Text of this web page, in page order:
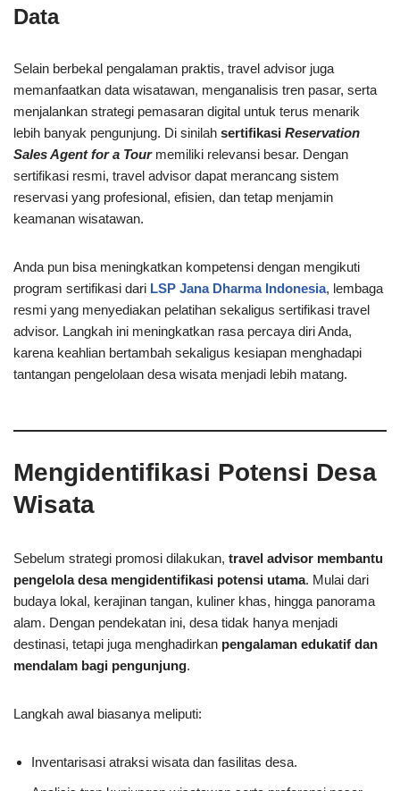
Data
Selain berbekal pengalaman praktis, travel advisor juga
memanfaatkan data wisatawan, menganalisis tren pasar, serta
menjalankan strategi pemasaran digital untuk terus menarik
lebih banyak pengunjung. Di sinilah sertifikasi Reservation
Sales Agent for a Tourmemiliki relevansi besar. Dengan
sertifikasi resmi, travel advisor dapat merancang sistem
reservasi yang profesional, efisien, dan tetap menjamin
keamanan wisatawan.
Anda pun bisa meningkatkan kompetensi dengan mengikuti
program sertifikasi dari LSP Jana Dharma Indonesia, lembaga
resmi yang menyediakan pelatihan sekaligus sertifikasi travel
advisor. Langkah ini meningkatkan rasa percaya diri Anda,
karena keahlian bertambah sekaligus kesiapan menghadapi
tantangan pengelolaan desa wisata menjadi lebih matang.
Mengidentifikasi Potensi Desa
Wisata
Sebelum strategi promosi dilakukan, travel advisor membantu
pengelola desa mengidentifikasi potensi utama. Mulai dari
budaya lokal, kerajinan tangan, kuliner khas, hingga panorama
alam. Dengan pendekatan ini, desa tidak hanya menjadi
destinasi, tetapi juga menghadirkan pengalaman edukatif dan
mendalam bagi pengunjung.
Langkah awal biasanya meliputi:
Inventarisasi atraksi wisata dan fasilitas desa.